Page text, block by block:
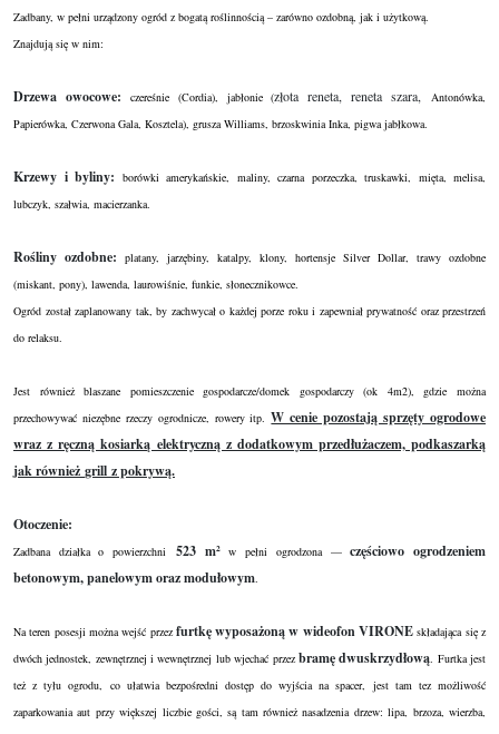
Zadbany, w pełni urządzony ogród z bogatą roślinnością – zarówno ozdobną, jak i użytkową.
Znajdują się w nim:
Drzewa owocowe: czereśnie (Cordia), jabłonie (złota reneta, reneta szara, Antonówka,
Papierówka, Czerwona Gala, Kosztela), grusza Williams, brzoskwinia Inka, pigwa jabłkowa.
Krzewy i byliny: borówki amerykańskie, maliny, czarna porzeczka, truskawki, mięta, melisa,
lubczyk, szałwia, macierzanka.
Rośliny ozdobne: platany, jarzębiny, katalpy, klony, hortensje Silver Dollar, trawy ozdobne
(miskant, pony), lawenda, laurowiśnie, funkie, słonecznikowce.
Ogród został zaplanowany tak, by zachwycał o każdej porze roku i zapewniał prywatność oraz przestrzeń
do relaksu.
Jest również blaszane pomieszczenie gospodarcze/domek gospodarczy (ok 4m2), gdzie można
przechowywać niezębne rzeczy ogrodnicze, rowery itp.W cenie pozostają sprzęty ogrodowe
wraz z ręczną kosiarką elektryczną z dodatkowym przedłużaczem, podkaszarką
jak również grill z pokrywą.
Otoczenie:
Zadbana działka o powierzchni 523 m²w pełni ogrodzona —częściowo ogrodzeniem
betonowym, panelowym oraz modułowym.
Na teren posesji można wejść przez furtkę wyposażoną w wideofon VIRONE składająca się z
dwóch jednostek, zewnętrznej i wewnętrznej lub wjechać przez bramę dwuskrzydłową. Furtka jest
też z tyłu ogrodu, co ułatwia bezpośredni dostęp do wyjścia na spacer, jest tam tez możliwość
zaparkowania aut przy większej liczbie gości, są tam również nasadzenia drzew: lipa, brzoza, wierzba,